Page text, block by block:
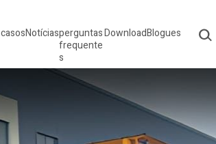
casosNotíciasperguntas
frequente
s
DownloadBlogues